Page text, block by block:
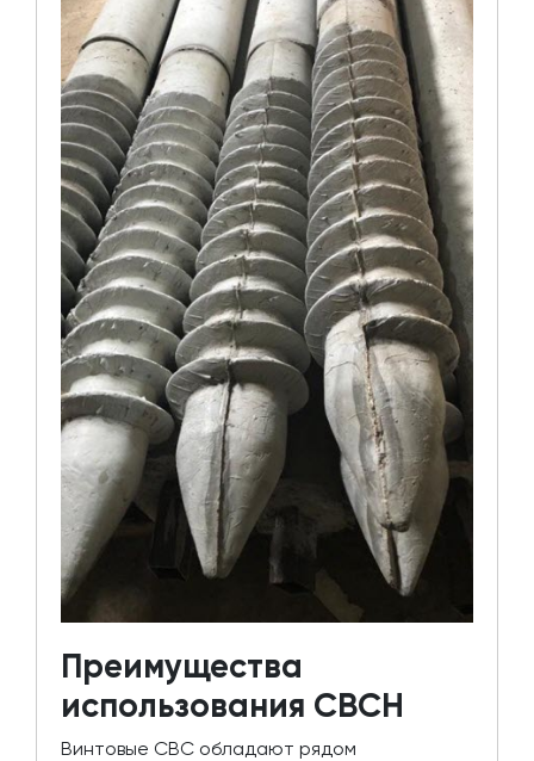
Преимущества
использования СВСН
Винтовые СВС обладают рядом